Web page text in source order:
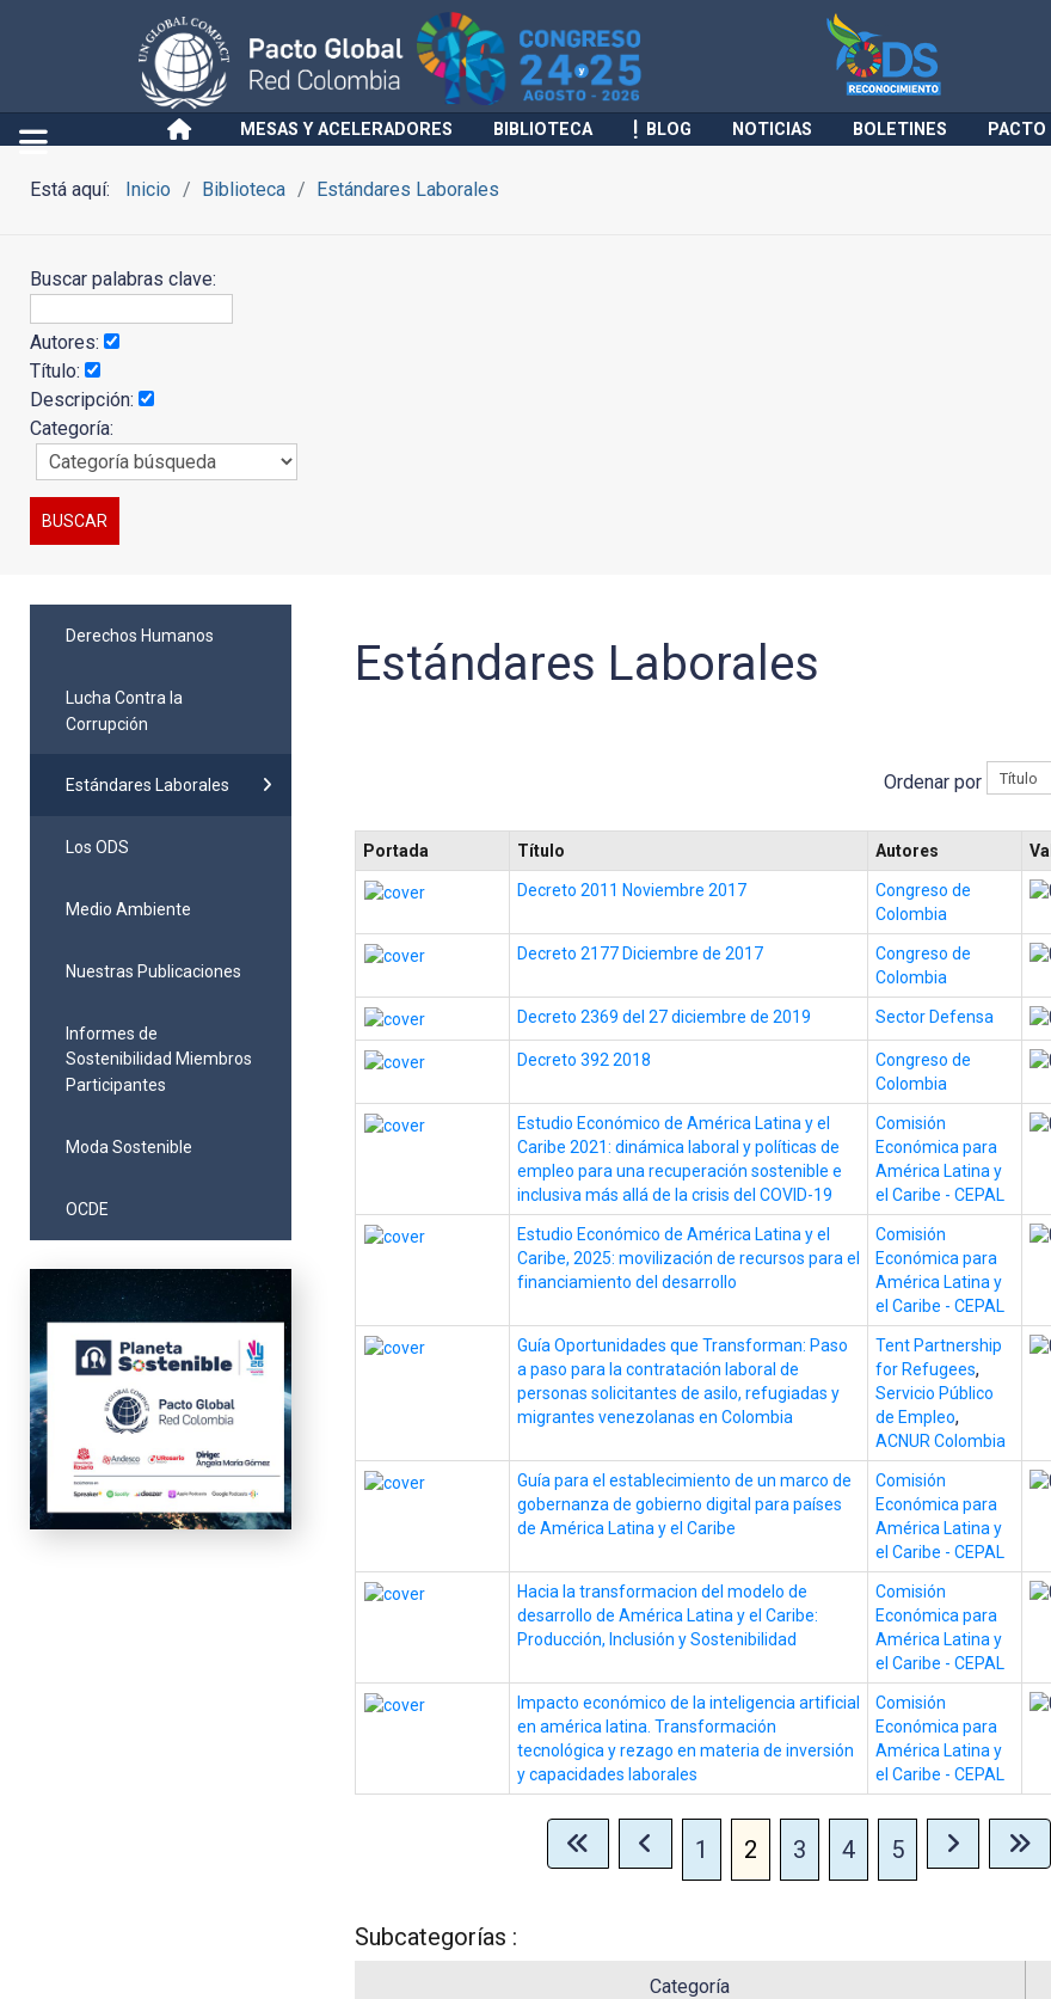
MESAS Y ACELERADORES BIBLIOTECA BLOG NOTICIAS BOLETINES
Está aquí: Inicio Biblioteca Estándares Laborales
Buscar palabras clave:
Autores:
Título:
Descripción:
Categoría:
Derechos Humanos
Lucha Contra la
Corrupción
Estándares Laborales
Los ODS
Medio Ambiente
Nuestras Publicaciones
Informes de
Sostenibilidad Miembros
Participantes
Moda Sostenible
OCDE
Estándares Laborales
Ordenar por
Portada Título Autores
Decreto 2011 Noviembre 2017
Congreso de
Colombia
Decreto 2177 Diciembre de 2017
Congreso de
Colombia
Decreto 2369 del 27 diciembre de 2019 Sector Defensa
Decreto 392 2018
Congreso de
Colombia
Estudio Económico de América Latina y el
Caribe 2021: dinámica laboral y políticas de
empleo para una recuperación sostenible e
inclusiva más allá de la crisis del COVID-19
Comisión
Económica para
América Latina y
el Caribe - CEPAL
Estudio Económico de América Latina y el
Caribe, 2025: movilización de recursos para el
financiamiento del desarrollo
Comisión
Económica para
América Latina y
el Caribe - CEPAL
Guía Oportunidades que Transforman: Paso
a paso para la contratación laboral de
personas solicitantes de asilo, refugiadas y
migrantes venezolanas en Colombia
Tent Partnership
for Refugees,
Servicio Público
de Empleo,
ACNUR Colombia
Guía para el establecimiento de un marco de
gobernanza de gobierno digital para países
de América Latina y el Caribe
Comisión
Económica para
América Latina y
el Caribe - CEPAL
Hacia la transformacion del modelo de
desarrollo de América Latina y el Caribe:
Producción, Inclusión y Sostenibilidad
Comisión
Económica para
América Latina y
el Caribe - CEPAL
Impacto económico de la inteligencia artificial
en américa latina. Transformación
tecnológica y rezago en materia de inversión
y capacidades laborales
Comisión
Económica para
América Latina y
el Caribe - CEPAL
1 2 3 4 5
Subcategorías :
Categoría